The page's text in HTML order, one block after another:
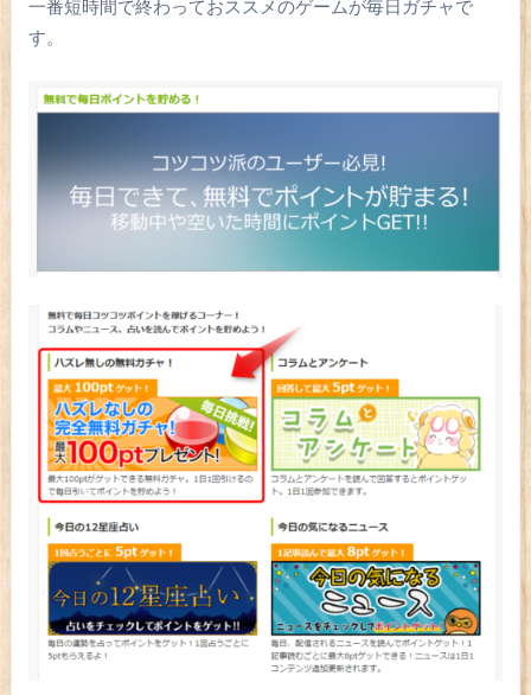
一番短時間で終わっておススメのゲームが毎日ガチャで
す。